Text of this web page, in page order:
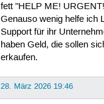
fett "HELP ME!
Genauso wenig helfe ich
Support für ihr
haben Geld, die sollen
erkaufen.
28. März 2026 19:46